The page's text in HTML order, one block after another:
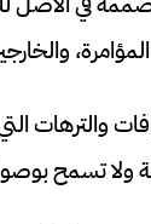
والترهات
ولا تسمح